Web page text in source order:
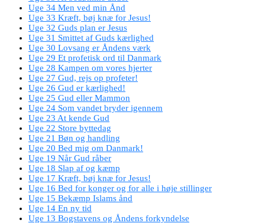
Uge 34 Men ved min Ånd
Uge 33 Kræft, bøj knæ for Jesus!
Uge 32 Guds plan er Jesus
Uge 31 Smittet af Guds kærlighed
Uge 30 Lovsang er Åndens værk
Uge 29 Et profetisk ord til Danmark
Uge 28 Kampen om vores hjerter
Uge 27 Gud, rejs op profeter!
Uge 26 Gud er kærlighed!
Uge 25 Gud eller Mammon
Uge 24 Som vandet bryder igennem
Uge 23 At kende Gud
Uge 22 Store byttedag
Uge 21 Bøn og handling
Uge 20 Bed mig om Danmark!
Uge 19 Når Gud råber
Uge 18 Slap af og kæmp
Uge 17 Kræft, bøj knæ for Jesus!
Uge 16 Bed for konger og for alle i høje stillinger
Uge 15 Bekæmp Islams ånd
Uge 14 En ny tid
Uge 13 Bogstavens og Åndens forkyndelse